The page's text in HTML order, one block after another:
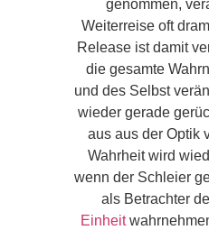
genommen,
Weiterreise oft
Release ist damit
die gesamte
und des Selbst
wieder gerade
aus aus der Optik
Wahrheit wird
wenn der Schleier
als Betrachter
Einheit